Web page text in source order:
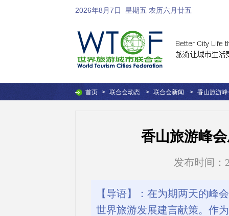
2026年8月7日 星期五 农历六月廿五
首页 > 联合会动态 > 联合会新闻 > 香山旅游峰
香山旅游峰
发布时间：
【导语】：在为期两天的峰
世界旅游发展建言献策。作